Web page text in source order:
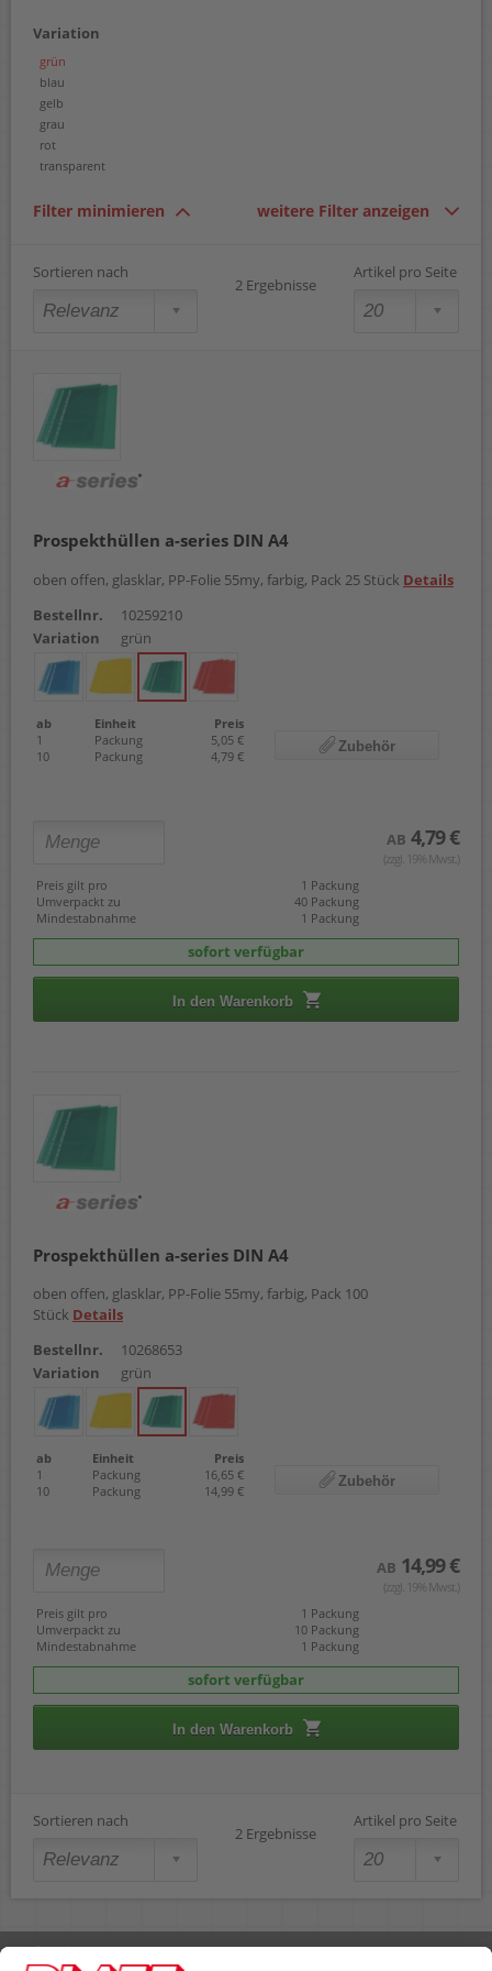
Variation
grün
blau
gelb
grau
rot
transparent
Filter minimieren weitere Filter anzeigen
Sortieren nach
2 Ergebnisse
Artikel pro Seite
Prospekthüllen a-series DIN A4
oben offen, glasklar, PP-Folie 55my, farbig, Pack 25 Stück Details
Bestellnr.
10259210
Variation
grün
ab Einheit
Preis
1
Packung
5,05 €
10
Packung 4,79 €
Zubehör
AB 4,79 €
(zzgl. 19% Mwst.)
Preis gilt pro
1 Packung
Umverpackt zu
40 Packung
Mindestabnahme
1 Packung
sofort verfügbar
In den Warenkorb
Prospekthüllen a-series DIN A4
oben offen, glasklar, PP-Folie 55my, farbig, Pack 100
Stück Details
Bestellnr.
10268653
Variation
grün
ab Einheit
Preis
1
Packung
16,65 €
10
Packung 14,99 €
Zubehör
AB 14,99 €
(zzgl. 19% Mwst.)
Preis gilt pro
1 Packung
Umverpackt zu
10 Packung
Mindestabnahme
1 Packung
sofort verfügbar
In den Warenkorb
Sortieren nach
2 Ergebnisse
Artikel pro Seite
Rufen Sie uns an 04298 401-0